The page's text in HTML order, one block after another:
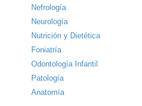
Nefrología
Neurología
Nutrición y Dietética
Foniatría
Odontología Infantil
Patología
Anatomía